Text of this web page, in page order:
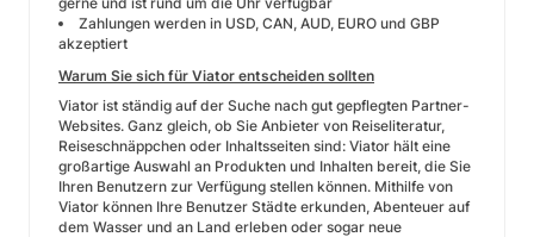
Zahlungen werden in USD, CAN, AUD, EURO und GBP
akzeptiert
Warum Sie sich für Viator entscheiden sollten
Viator ist ständig auf der Suche nach gut gepflegten Partner-
Websites. Ganz gleich, ob Sie Anbieter von Reiseliteratur,
Reiseschnäppchen oder Inhaltsseiten sind: Viator hält eine
großartige Auswahl an Produkten und Inhalten bereit, die Sie
Ihren Benutzern zur Verfügung stellen können. Mithilfe von
Viator können Ihre Benutzer Städte erkunden, Abenteuer auf
dem Wasser und an Land erleben oder sogar neue